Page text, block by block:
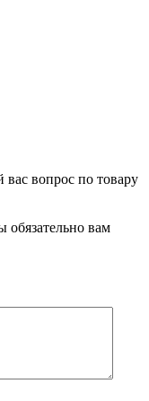
вопрос по товару
вам